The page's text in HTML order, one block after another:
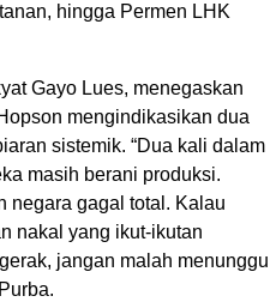
hingga Permen LHK
Gayo Lues, menegaskan
mengindikasikan dua
sistemik. “Dua kali dalam
masih berani produksi.
negara gagal total. Kalau
nakal yang ikut-ikutan
jangan malah menunggu